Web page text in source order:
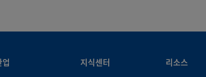
지식센터
리소스